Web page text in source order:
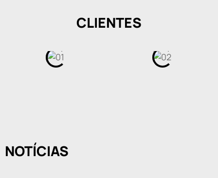
CLIENTES
NOTÍCIAS